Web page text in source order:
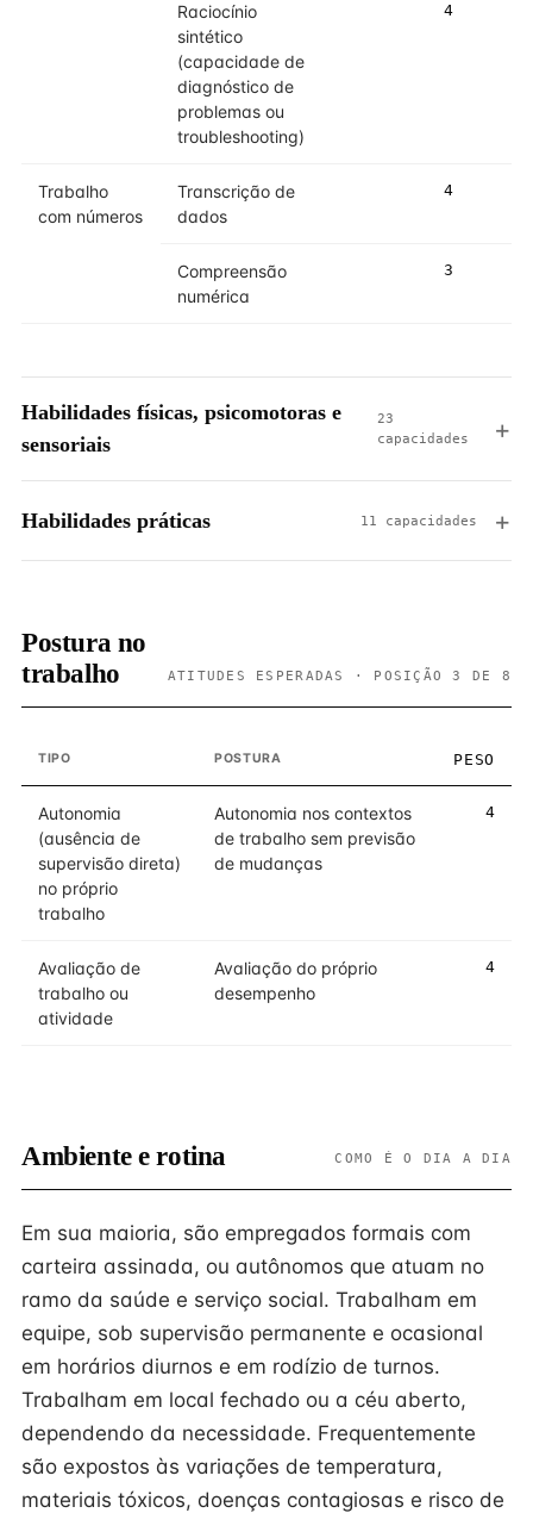
Raciocínio
sintético
(capacidade de
diagnóstico de
problemas ou
troubleshooting)
4
Trabalho
com números
Transcrição de
dados
4
Compreensão
numérica
3
Habilidades físicas, psicomotoras e
sensoriais
23
capacidades
Habilidades práticas 11 capacidades
Postura no
trabalho
ATITUDES ESPERADAS · POSIÇÃO 3 DE 8
TIPO POSTURA PESO
Autonomia
(ausência de
supervisão direta)
no próprio
trabalho
Autonomia nos contextos
de trabalho sem previsão
de mudanças
4
Avaliação de
trabalho ou
atividade
Avaliação do próprio
desempenho
4
Ambiente e rotina COMO É O DIA A DIA
Em sua maioria, são empregados formais com
carteira assinada, ou autônomos que atuam no
ramo da saúde e serviço social. Trabalham em
equipe, sob supervisão permanente e ocasional
em horários diurnos e em rodízio de turnos.
Trabalham em local fechado ou a céu aberto,
dependendo da necessidade. Frequentemente
são expostos às variações de temperatura,
materiais tóxicos, doenças contagiosas e risco de